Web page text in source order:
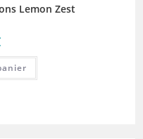
Lemon Zest